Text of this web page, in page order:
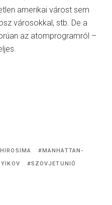
amerikai várost sem
városokkal, stb. De a
az atomprogramról –
HIROSIMA
MANHATTAN-
SZOVJETUNIÓ